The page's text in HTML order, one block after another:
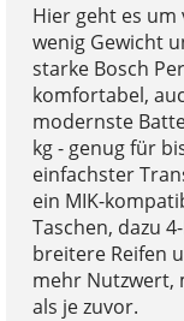
Hier geht es
wenig Gewicht
starke Bosch
komfortabel,
modernste
kg - genug für
einfachster
ein MIK-
Taschen, dazu
breitere Reifen
mehr Nutzwert,
als je zuvor.